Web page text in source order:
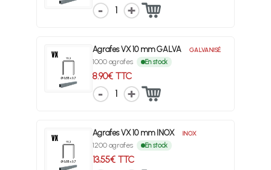
1
Agrafes VX 10 mm GALVA GALVANISÉ
1000 agrafes En stock
8.90€ TTC
1
Agrafes VX 10 mm INOX INOX
1200 agrafes En stock
13.55€ TTC